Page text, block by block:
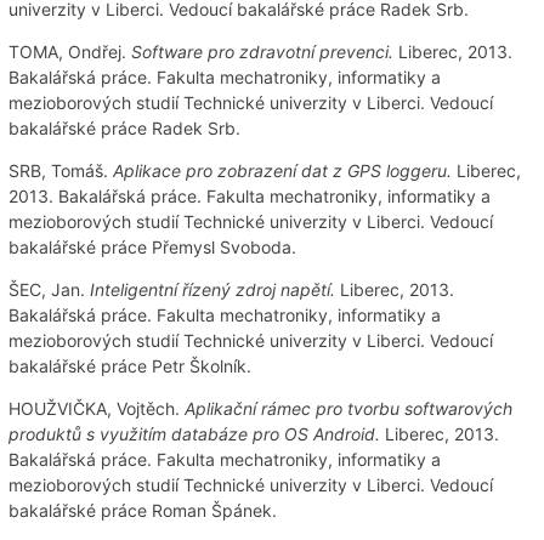
univerzity v Liberci. Vedoucí bakalářské práce Radek Srb.
TOMA, Ondřej. Software pro zdravotní prevenci. Liberec, 2013.
Bakalářská práce. Fakulta mechatroniky, informatiky a
mezioborových studií Technické univerzity v Liberci. Vedoucí
bakalářské práce Radek Srb.
SRB, Tomáš. Aplikace pro zobrazení dat z GPS loggeru. Liberec,
2013. Bakalářská práce. Fakulta mechatroniky, informatiky a
mezioborových studií Technické univerzity v Liberci. Vedoucí
bakalářské práce Přemysl Svoboda.
ŠEC, Jan. Inteligentní řízený zdroj napětí. Liberec, 2013.
Bakalářská práce. Fakulta mechatroniky, informatiky a
mezioborových studií Technické univerzity v Liberci. Vedoucí
bakalářské práce Petr Školník.
HOUŽVIČKA, Vojtěch. Aplikační rámec pro tvorbu softwarových
produktů s využitím databáze pro OS Android. Liberec, 2013.
Bakalářská práce. Fakulta mechatroniky, informatiky a
mezioborových studií Technické univerzity v Liberci. Vedoucí
bakalářské práce Roman Špánek.